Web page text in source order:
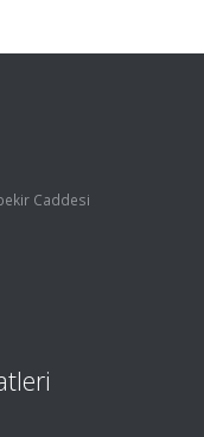
Caddesi